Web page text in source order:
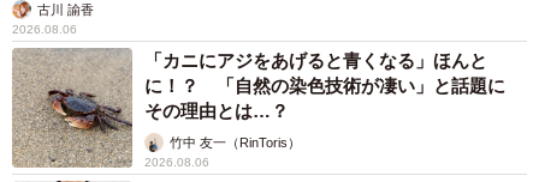
古川 諭香
2026.08.06
「カニにアジをあげると青くなる」ほんと
に！？ 「自然の染色技術が凄い」と話題に
その理由とは…？
竹中 友一（RinToris）
2026.08.06